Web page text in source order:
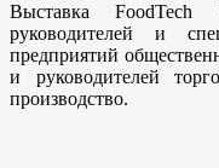
Выставка FoodTech
руководителей и
предприятий
и руководителей
производство.